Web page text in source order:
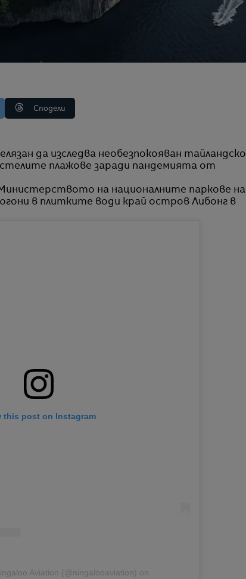
Сподели
плажове заради пандемията от
на националните паркове на
в плитките води край остров Либонг в
this post on Instagram
Aviation (@ningalooaviation) on